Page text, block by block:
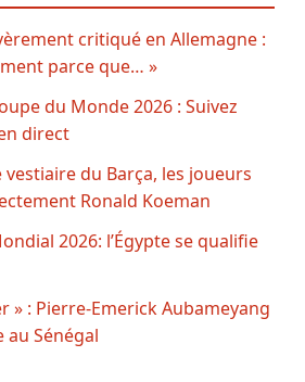
critiqué en Allemagne :
parce que… »
du Monde 2026 : Suivez
direct
vestiaire du Barça, les joueurs
Ronald Koeman
2026: l’Égypte se qualifie
» : Pierre-Emerick Aubameyang
au Sénégal